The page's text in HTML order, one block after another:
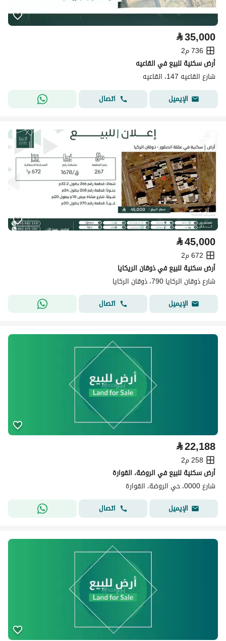
⃁35,000
736 م2
أرض سكنية للبيع في القاعيه
شارع القاعيه 147، القاعيه
الإيميل
اتصال
⃁45,000
672 م2
أرض سكنية للبيع في ذوقان الريكايا
شارع ذوقان الركايا 790، ذوقان الركايا
الإيميل
اتصال
⃁22,188
258 م2
أرض سكنية للبيع في الروضة، القوارة
شارع 0000، حي الروضة، القوارة
الإيميل
اتصال